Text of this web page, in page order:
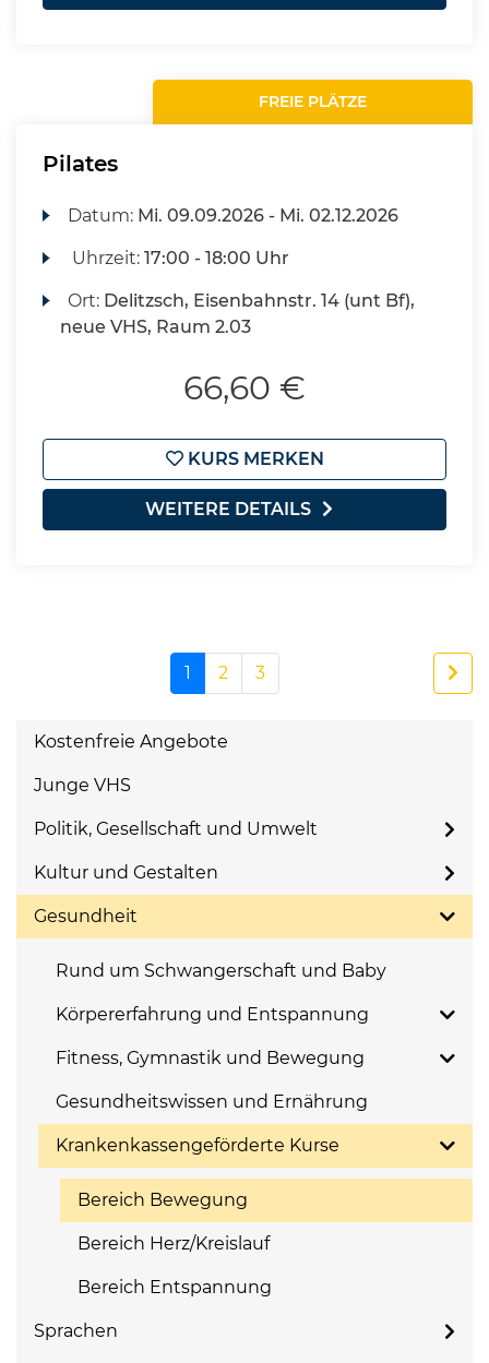
FREIE PLÄTZE
Pilates
Datum: Mi. 09.09.2026 - Mi. 02.12.2026
Uhrzeit:17:00 - 18:00 Uhr
Ort: Delitzsch, Eisenbahnstr. 14 (unt Bf),
neue VHS, Raum 2.03
66,60 €
KURS MERKEN
WEITERE DETAILS
1 2 3
Kostenfreie Angebote
Junge VHS
Politik, Gesellschaft und Umwelt
Kultur und Gestalten
Gesundheit
Rund um Schwangerschaft und Baby
Körpererfahrung und Entspannung
Fitness, Gymnastik und Bewegung
Gesundheitswissen und Ernährung
Krankenkassengeförderte Kurse
Bereich Bewegung
Bereich Herz/Kreislauf
Bereich Entspannung
Sprachen